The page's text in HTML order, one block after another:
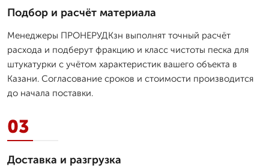
Подбор и расчёт материала
Менеджеры ПРОНЕРУДКзн выполнят точный расчёт
расхода и подберут фракцию и класс чистоты песка для
штукатурки с учётом характеристик вашего объекта в
Казани. Согласование сроков и стоимости производится
до начала поставки.
03
Доставка и разгрузка